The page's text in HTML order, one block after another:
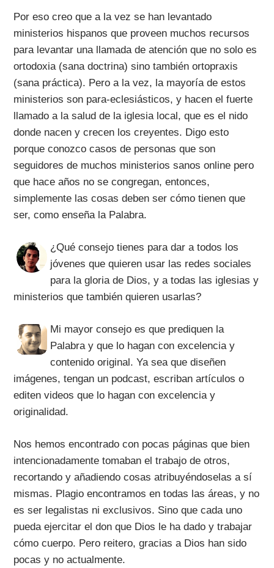
Por eso creo que a la vez se han levantado
ministerios hispanos que proveen muchos recursos
para levantar una llamada de atención que no solo es
ortodoxia (sana doctrina) sino también ortopraxis
(sana práctica). Pero a la vez, la mayoría de estos
ministerios son para-eclesiásticos, y hacen el fuerte
llamado a la salud de la iglesia local, que es el nido
donde nacen y crecen los creyentes. Digo esto
porque conozco casos de personas que son
seguidores de muchos ministerios sanos online pero
que hace años no se congregan, entonces,
simplemente las cosas deben ser cómo tienen que
ser, como enseña la Palabra.
¿Qué consejo tienes para dar a todos los
jóvenes que quieren usar las redes sociales
para la gloria de Dios, y a todas las iglesias y
ministerios que también quieren usarlas?
Mi mayor consejo es que prediquen la
Palabra y que lo hagan con excelencia y
contenido original. Ya sea que diseñen
imágenes, tengan un podcast, escriban artículos o
editen videos que lo hagan con excelencia y
originalidad.
Nos hemos encontrado con pocas páginas que bien
intencionadamente tomaban el trabajo de otros,
recortando y añadiendo cosas atribuyéndoselas a sí
mismas. Plagio encontramos en todas las áreas, y no
es ser legalistas ni exclusivos. Sino que cada uno
pueda ejercitar el don que Dios le ha dado y trabajar
cómo cuerpo. Pero reitero, gracias a Dios han sido
pocas y no actualmente.